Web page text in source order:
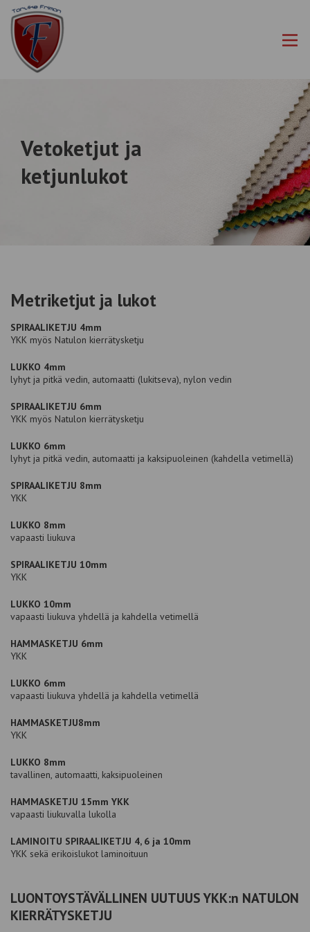
Siirry
sisältöön
Tarvike
Friman
Vetoketjut ja
ketjunlukot
Metriketjut ja lukot
SPIRAALIKETJU 4mm
YKK myös Natulon kierrätysketju
LUKKO 4mm
lyhyt ja pitkä vedin, automaatti (lukitseva), nylon vedin
SPIRAALIKETJU 6mm
YKK myös Natulon kierrätysketju
LUKKO 6mm
lyhyt ja pitkä vedin, automaatti ja kaksipuoleinen (kahdella vetimellä)
SPIRAALIKETJU 8mm
YKK
LUKKO 8mm
vapaasti liukuva
SPIRAALIKETJU 10mm
YKK
LUKKO 10mm
vapaasti liukuva yhdellä ja kahdella vetimellä
HAMMASKETJU 6mm
YKK
LUKKO 6mm
vapaasti liukuva yhdellä ja kahdella vetimellä
HAMMASKETJU8mm
YKK
LUKKO 8mm
tavallinen, automaatti, kaksipuoleinen
HAMMASKETJU 15mm YKK
vapaasti liukuvalla lukolla
LAMINOITU SPIRAALIKETJU 4, 6 ja 10mm
YKK sekä erikoislukot laminoituun
LUONTOYSTÄVÄLLINEN UUTUUS YKK:n NATULON
KIERRÄTYSKETJU